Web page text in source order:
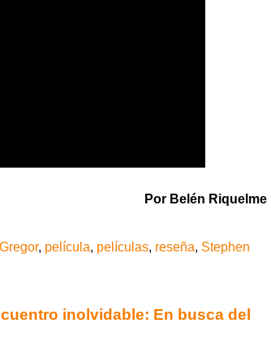
Por Belén Riquelme
, película, películas, reseña, Stephen
inolvidable: En busca del